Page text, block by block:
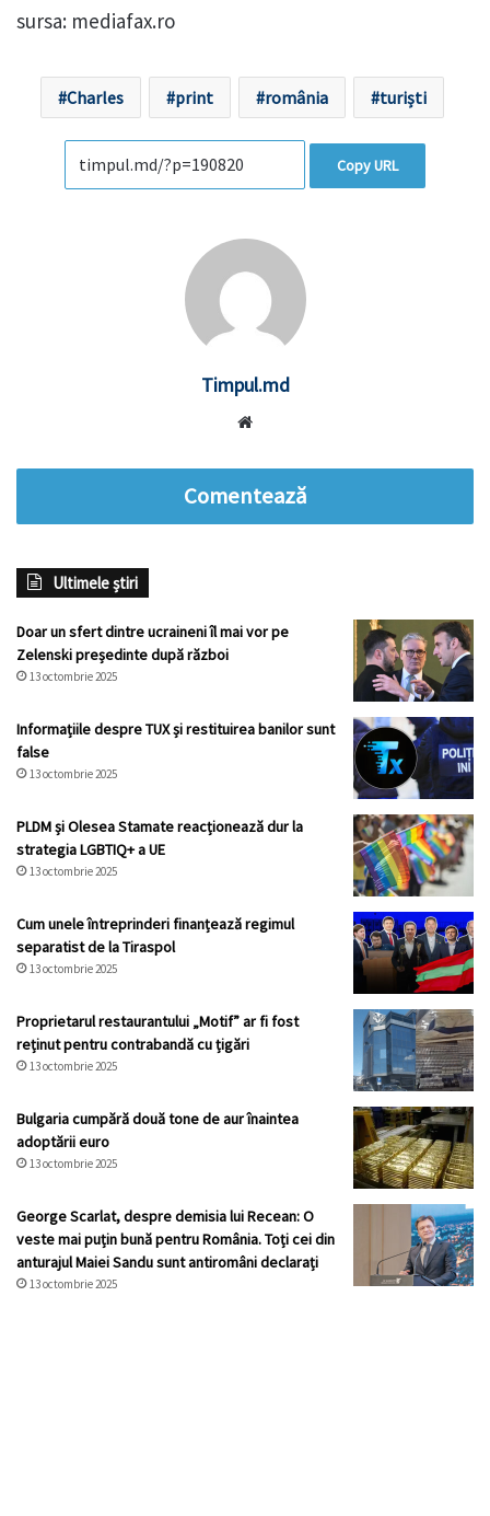
sursa: mediafax.ro
Charles print românia turiști
Copy URL
Timpul.md
Comentează
Ultimele știri
Doar un sfert dintre ucraineni îl mai vor pe
Zelenski președinte după război
13 octombrie 2025
Informațiile despre TUX și restituirea banilor sunt
false
13 octombrie 2025
PLDM și Olesea Stamate reacționează dur la
strategia LGBTIQ+ a UE
13 octombrie 2025
Cum unele întreprinderi finanțează regimul
separatist de la Tiraspol
13 octombrie 2025
Proprietarul restaurantului „Motif” ar fi fost
reținut pentru contrabandă cu țigări
13 octombrie 2025
Bulgaria cumpără două tone de aur înaintea
adoptării euro
13 octombrie 2025
George Scarlat, despre demisia lui Recean: O
veste mai puțin bună pentru România. Toți cei din
anturajul Maiei Sandu sunt antiromâni declarați
13 octombrie 2025